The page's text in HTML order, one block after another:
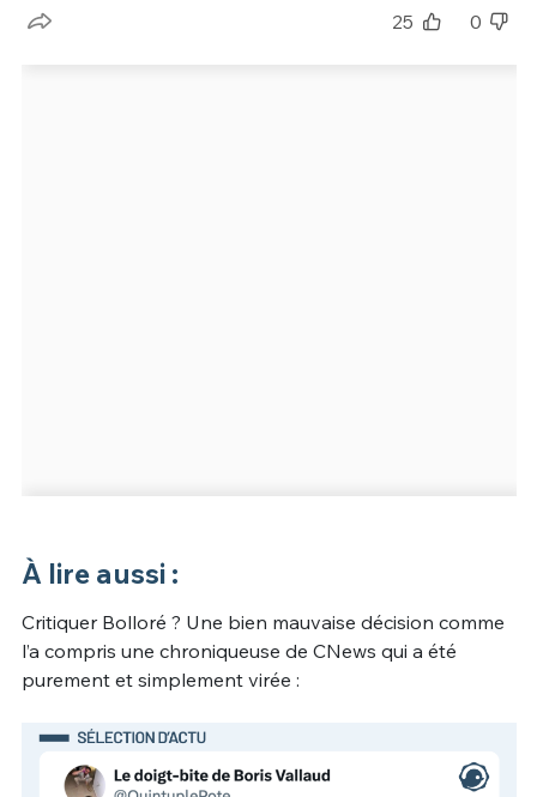
25 0
À lire aussi :
Critiquer Bolloré ? Une bien mauvaise décision comme
l’a compris une chroniqueuse de CNews qui a été
purement et simplement virée :